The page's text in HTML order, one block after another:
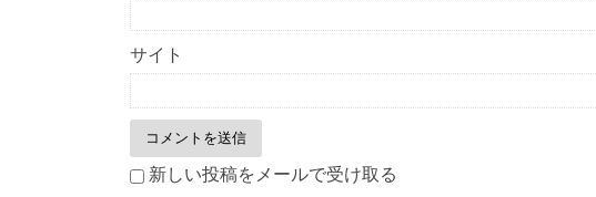
サイト
新しい投稿をメールで受け取る